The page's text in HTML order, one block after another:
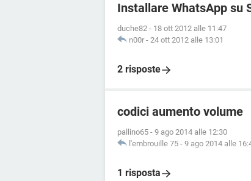
Installare WhatsApp su
duche82 - 18 ott 2012 alle 11:47
n00r - 24 ott 2012 alle 13:01
2 risposte
codici aumento volume
pallino65 - 9 ago 2014 alle 12:30
l'embrouille 75 - 9 ago 2014 alle
1 risposta